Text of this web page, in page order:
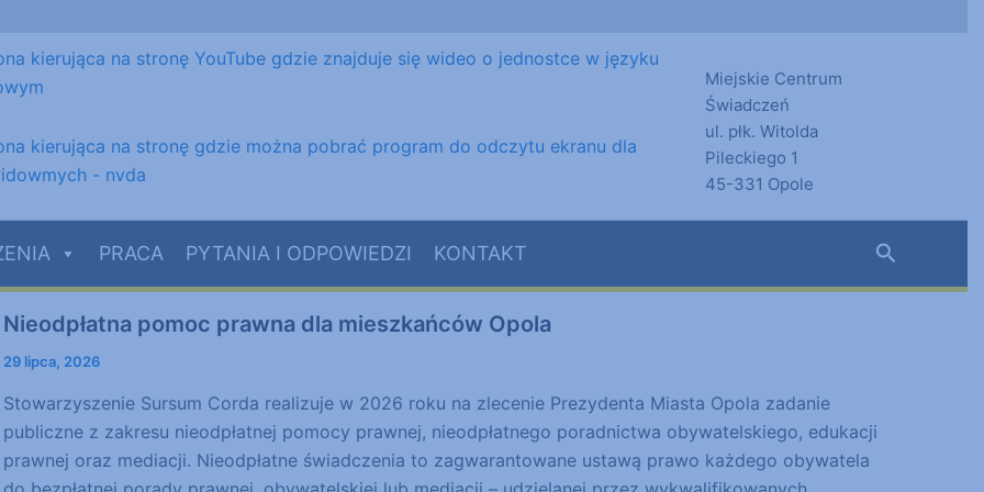
Miejskie Centrum
Świadczeń
ul. płk. Witolda
Pileckiego 1
45-331 Opole
PRACA PYTANIA I ODPOWIEDZI KONTAKT Szukaj
Nieodpłatna pomoc prawna dla mieszkańców Opola
29 lipca, 2026
Stowarzyszenie Sursum Corda realizuje w 2026 roku na zlecenie Prezydenta Miasta Opola zadanie
publiczne z zakresu nieodpłatnej pomocy prawnej, nieodpłatnego poradnictwa obywatelskiego, edukacji
prawnej oraz mediacji. Nieodpłatne świadczenia to zagwarantowane ustawą prawo każdego obywatela
Nieodpłatna
pomoc
dla
mieszkańców
Opola